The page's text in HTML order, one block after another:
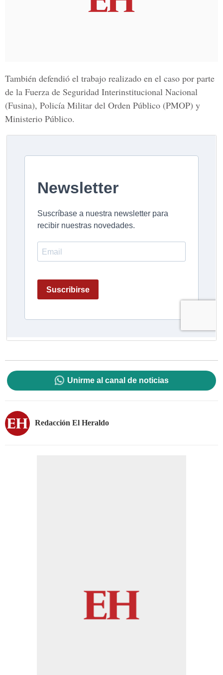
También defendió el trabajo realizado en el caso por parte
de la Fuerza de Seguridad Interinstitucional Nacional
(Fusina), Policía Militar del Orden Público (PMOP) y
Ministerio Público.
Unirme al canal de noticias
Redacción El Heraldo